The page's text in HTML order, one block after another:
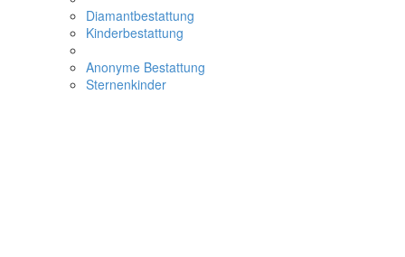
Diamantbestattung
Kinderbestattung
Anonyme Bestattung
Sternenkinder